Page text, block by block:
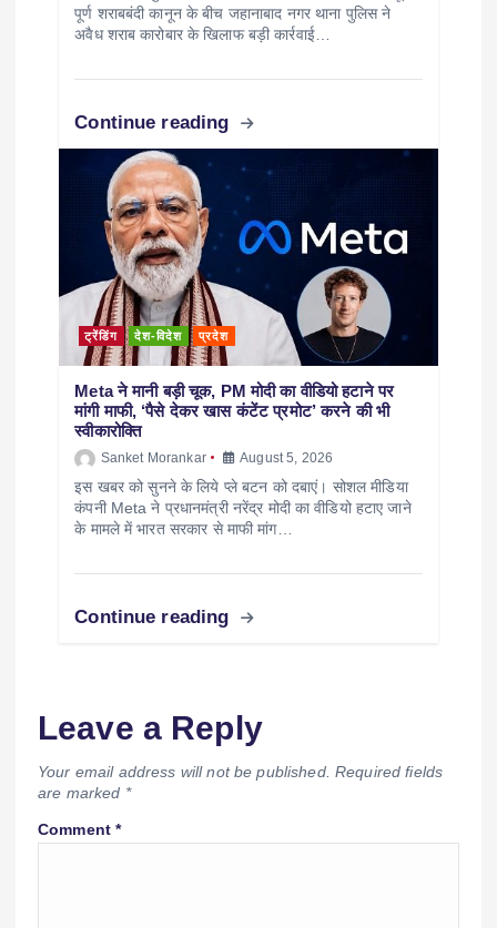
पूर्ण शराबबंदी कानून के बीच जहानाबाद नगर थाना पुलिस ने
अवैध शराब कारोबार के खिलाफ बड़ी कार्रवाई…
Continue reading
ट्रेंडिंग देश-विदेश प्रदेश
Meta ने मानी बड़ी चूक, PM मोदी का वीडियो हटाने पर
मांगी माफी, ‘पैसे देकर खास कंटेंट प्रमोट’ करने की भी
स्वीकारोक्ति
Sanket Morankar August 5, 2026
इस खबर को सुनने के लिये प्ले बटन को दबाएं। सोशल मीडिया
कंपनी Meta ने प्रधानमंत्री नरेंद्र मोदी का वीडियो हटाए जाने
के मामले में भारत सरकार से माफी मांग…
Continue reading
Leave a Reply
Your email address will not be published. Required fields
are marked *
Comment*